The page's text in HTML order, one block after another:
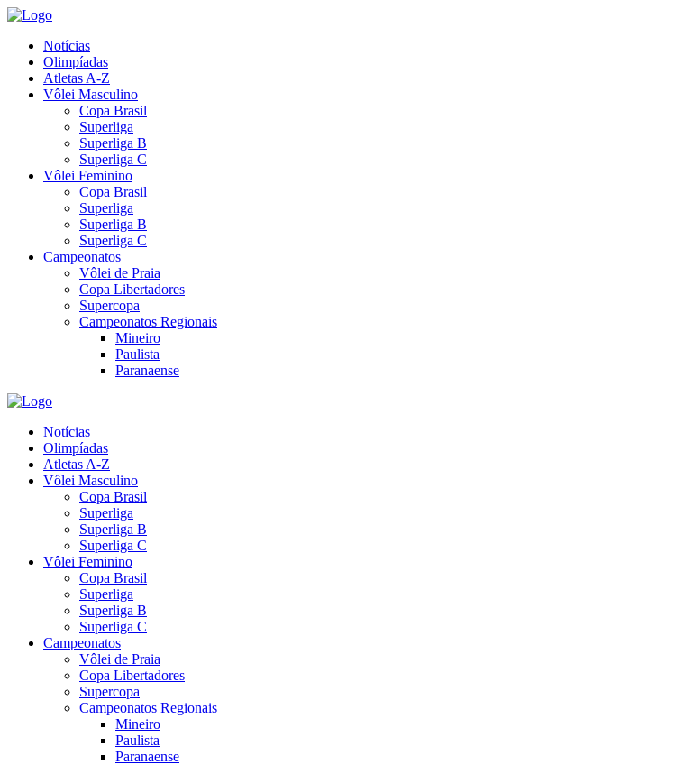
Notícias
Olimpíadas
Atletas A-Z
Vôlei Masculino
Copa Brasil
Superliga
Superliga B
Superliga C
Vôlei Feminino
Copa Brasil
Superliga
Superliga B
Superliga C
Campeonatos
Vôlei de Praia
Copa Libertadores
Supercopa
Campeonatos Regionais
Mineiro
Paulista
Paranaense
Notícias
Olimpíadas
Atletas A-Z
Vôlei Masculino
Copa Brasil
Superliga
Superliga B
Superliga C
Vôlei Feminino
Copa Brasil
Superliga
Superliga B
Superliga C
Campeonatos
Vôlei de Praia
Copa Libertadores
Supercopa
Campeonatos Regionais
Mineiro
Paulista
Paranaense